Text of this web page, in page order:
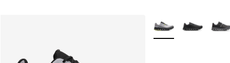
Meer kleuren